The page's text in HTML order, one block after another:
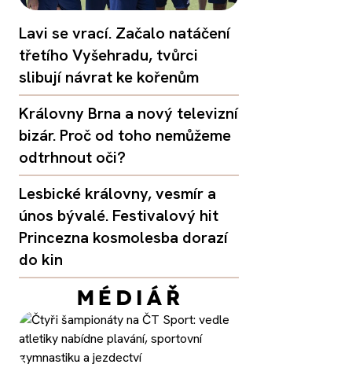
Lavi se vrací. Začalo natáčení
třetího Vyšehradu, tvůrci
slibují návrat ke kořenům
Královny Brna a nový televizní
bizár. Proč od toho nemůžeme
odtrhnout oči?
Lesbické královny, vesmír a
únos bývalé. Festivalový hit
Princezna kosmolesba dorazí
do kin